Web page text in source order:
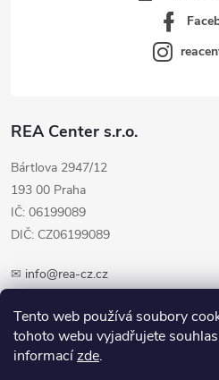
Tento web používá soubory
tohoto webu vyjadřujete
informacízde.
REA Center s.r.o.
Bártlova 2947/12
193 00 Praha
IČ: 06199089
DIČ: CZ06199089
✉ info@rea-cz.cz